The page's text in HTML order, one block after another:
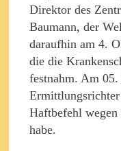
Direktor des
Baumann, der
daraufhin am 4.
die die
festnahm. Am
Haftbefehl wegen
habe.